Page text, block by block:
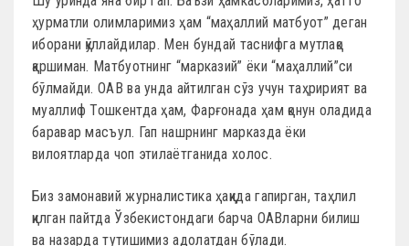
ҳурматли олимларимиз ҳам “маҳаллий матбуот” деган
иборани қўллайдилар. Мен бундай таснифга мутлақо
қаршиман. Матбуотнинг “марказий” ёки “маҳаллий”си
бўлмайди. ОАВ ва унда айтилган сўз учун таҳририят ва
муаллиф Тошкентда ҳам, Фарғонада ҳам қонун оладида
баравар масъул. Гап нашрнинг марказда ёки
вилоятларда чоп этилаётганида холос.
Биз замонавий журналистика ҳақида гапирган, таҳлил
қилган пайтда Ўзбекистондаги барча ОАВларни билиш
ва назарда тутишимиз адолатдан бўлади.